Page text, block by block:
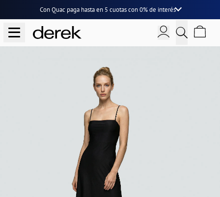
Con Quac paga hasta en 5 cuotascon0% de interés